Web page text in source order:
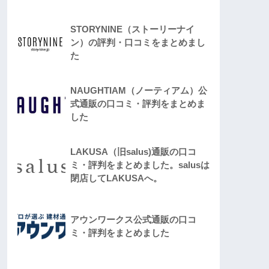
STORYNINE（ストーリーナイ
ン）の評判・口コミをまとめまし
た
NAUGHTIAM（ノーティアム）公
式通販の口コミ・評判をまとめま
した
LAKUSA（旧salus)通販の口コ
ミ・評判をまとめました。salusは
閉店してLAKUSAへ。
アウンワークス公式通販の口コ
ミ・評判をまとめました